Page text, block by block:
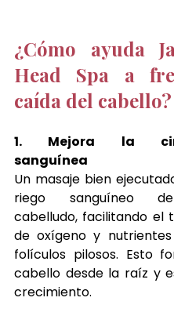
¿Cómo ayuda
Head Spa a
caída del cabello?
1. Mejora la
sanguínea
Un masaje bien
riego sanguíneo
cabelludo, facilitando el
de oxígeno y
folículos pilosos. Esto
cabello desde la raíz y
crecimiento.